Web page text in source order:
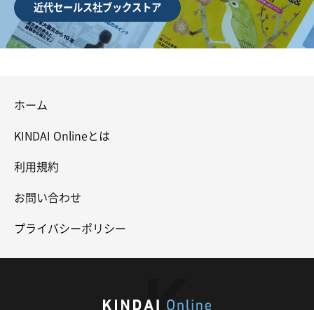
近代セールス社ブックストア
ホーム
KINDAI Onlineとは
利用規約
お問い合わせ
プライバシーポリシー